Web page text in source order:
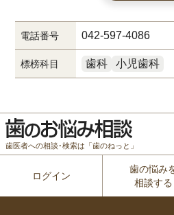
電話番号 042-597-4086
標榜科目 歯科 小児歯科
歯医者への相談･検索は「歯のねっと」
ログイン
歯の悩み
相談する